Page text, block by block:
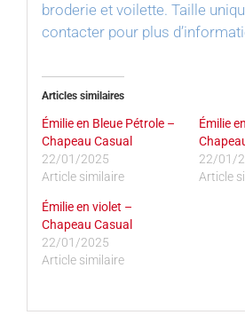
broderie et voilette. Taille
contacter pour plus
Articles similaires
Émilie en Bleue Pétrole –
Chapeau Casual
22/01/2025
Article similaire
Émilie
22/01/
Article
Émilie en violet –
Chapeau Casual
22/01/2025
Article similaire